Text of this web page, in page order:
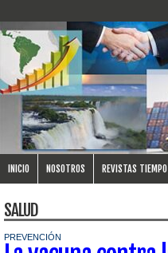
INICIO NOSOTROS REVISTAS
SALUD
PREVENCIÓN